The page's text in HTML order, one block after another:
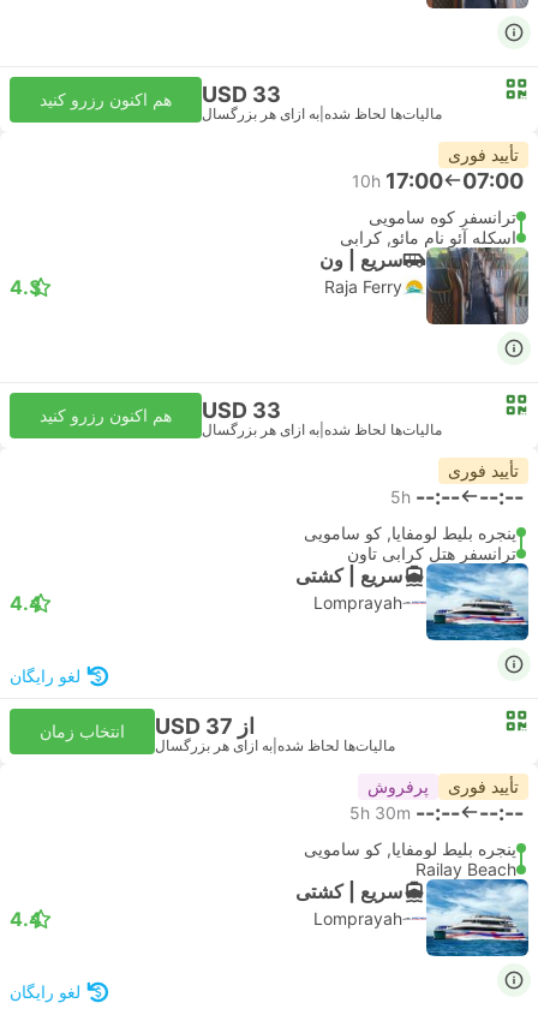
USD 33
مالیات‌ها لحاظ شده به ازای هر بزرگسال
هم اکنون رزرو کنید
تأیید فوری
07:00
17:00
10h
ترانسفر کوه سامویی
اسکله آئو نام مائو, کرابی
سریع | ون
Raja Ferry
4.3
USD 33
مالیات‌ها لحاظ شده به ازای هر بزرگسال
هم اکنون رزرو کنید
تأیید فوری
--:--
--:--
5h
پنجره بلیط لومفایا, کو سامویی
ترانسفر هتل کرابی تاون
سریع | کشتی
Lomprayah
4.4
لغو رایگان
از USD 37
مالیات‌ها لحاظ شده به ازای هر بزرگسال
انتخاب زمان
تأیید فوری پرفروش
--:--
--:--
5h 30m
پنجره بلیط لومفایا, کو سامویی
Railay Beach
سریع | کشتی
Lomprayah
4.4
لغو رایگان